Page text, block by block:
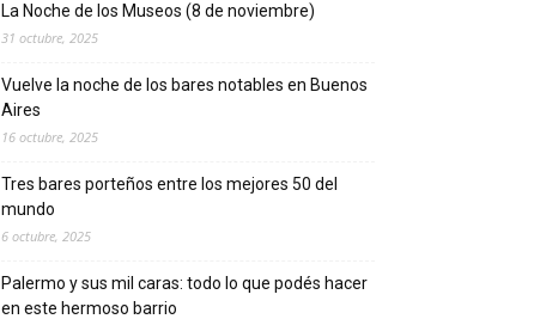
La Noche de los Museos (8 de noviembre)
31 octubre, 2025
Vuelve la noche de los bares notables en Buenos
Aires
16 octubre, 2025
Tres bares porteños entre los mejores 50 del
mundo
6 octubre, 2025
Palermo y sus mil caras: todo lo que podés hacer
en este hermoso barrio